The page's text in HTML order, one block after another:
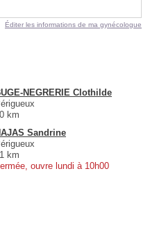
Éditer les informations de ma gynécologue
NEGRERIE Clothilde
km
Sandrine
km
ouvre lundi à 10h00